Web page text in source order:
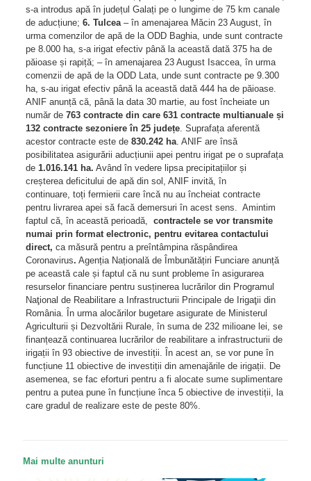
s-a introdus apă în județul Galați pe o lungime de 75 km canale
de aducțiune; 6. Tulcea– în amenajarea Măcin 23 August, în
urma comenzilor de apă de la ODD Baghia, unde sunt contracte
pe 8.000 ha, s-a irigat efectiv până la această dată 375 ha de
păioase și rapiță; – în amenajarea 23 August Isaccea, în urma
comenzii de apă de la ODD Lata, unde sunt contracte pe 9.300
ha, s-au irigat efectiv până la această dată 444 ha de păioase.
ANIF anunță că, până la data 30 martie, au fost încheiate un
număr de 763 contracte din care 631 contracte multianuale și
132 contracte sezoniere în 25 județe. Suprafața aferentă
acestor contracte este de 830.242 ha. ANIF are însă
posibilitatea asigurării aducțiunii apei pentru irigat pe o suprafața
de 1.016.141 ha. Având în vedere lipsa precipitațiilor și
creșterea deficitului de apă din sol, ANIF invită, în
continuare, toți fermierii care încă nu au încheiat contracte
pentru livrarea apei să facă demersuri în acest sens. Amintim
faptul că, în această perioadă, contractele se vor transmite
numai prin format electronic, pentru evitarea contactului
direct, ca măsură pentru a preîntâmpina răspândirea
Coronavirus. Agenția Națională de Îmbunătățiri Funciare anunță
pe această cale și faptul că nu sunt probleme în asigurarea
resurselor financiare pentru susținerea lucrărilor din Programul
Naţional de Reabilitare a Infrastructurii Principale de Irigaţii din
România. În urma alocărilor bugetare asigurate de Ministerul
Agriculturii și Dezvoltării Rurale, în suma de 232 milioane lei, se
finanțează continuarea lucrărilor de reabilitare a infrastructurii de
irigații în 93 obiective de investiții. În acest an, se vor pune în
funcțiune 11 obiective de investiții din amenajările de irigații. De
asemenea, se fac eforturi pentru a fi alocate sume suplimentare
pentru a putea pune în funcțiune înca 5 obiective de investiții, la
care gradul de realizare este de peste 80%.
Mai multe anunturi